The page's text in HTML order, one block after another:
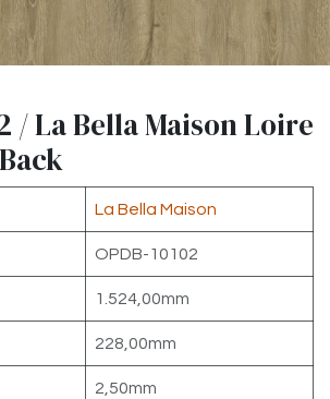
/ La Bella Maison Loire
La Bella Maison
OPDB-10102
1.524,00mm
228,00mm
2,50mm